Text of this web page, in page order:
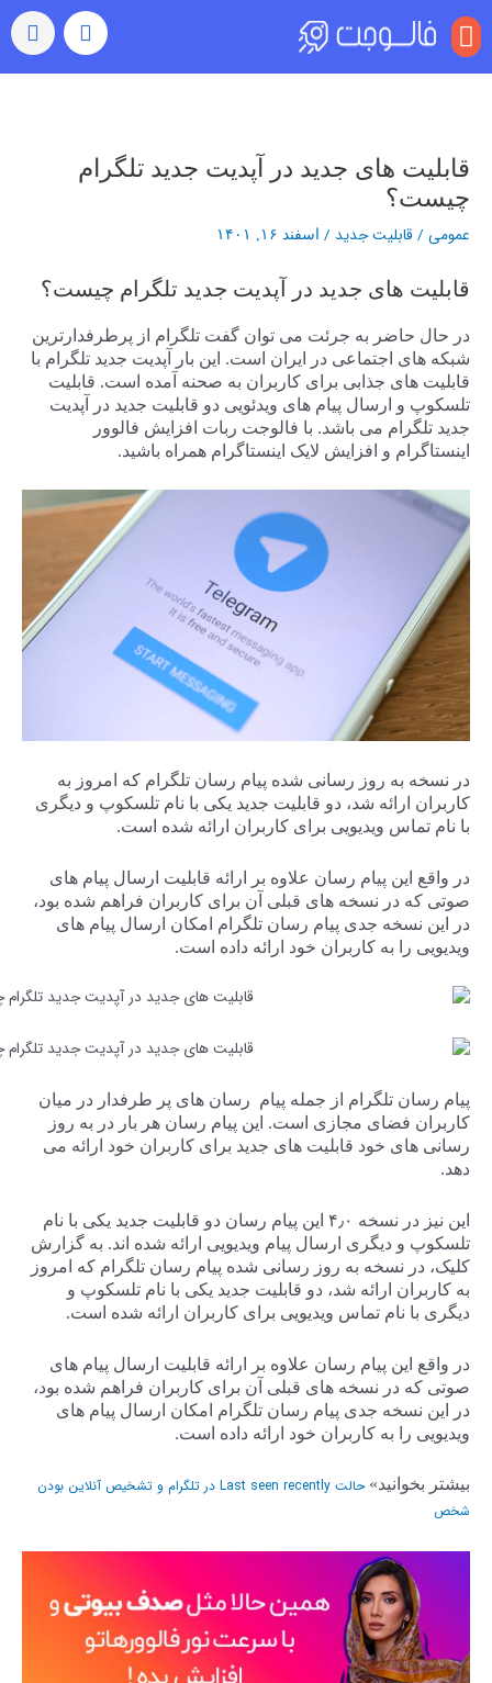
منو
قابلیت های جدید در آپدیت جدید تلگرام
چیست؟
عمومی /قابلیت جدید / اسفند ۱۶, ۱۴۰۱
قابلیت های جدید در آپدیت جدید تلگرام چیست؟
در حال حاضر به جرئت می توان گفت تلگرام از پرطرفدارترین
شبکه های اجتماعی در ایران است. این بار آپدیت جدید تلگرام با
قابلیت های جذابی برای کاربران به صحنه آمده است. قابلیت
تلسکوپ و ارسال پیام های ویدئویی دو قابلیت جدید در آپدیت
جدید تلگرام می باشد. با فالوجت ربات افزایش فالوور
اینستاگرام و افزایش لایک اینستاگرام همراه باشید.
در نسخه به روز رسانی شده پیام رسان تلگرام که امروز به
کاربران ارائه شد، دو قابلیت جدید یکی با نام تلسکوپ و دیگری
با نام تماس ویدیویی برای کاربران ارائه شده است.
در واقع این پیام رسان علاوه بر ارائه قابلیت ارسال پیام های
صوتی که در نسخه های قبلی آن برای کاربران فراهم شده بود،
در این نسخه جدی پیام رسان تلگرام امکان ارسال پیام های
ویدیویی را به کاربران خود ارائه داده است.
پیام رسان تلگرام از جمله پیام رسان های پر طرفدار در میان
کاربران فضای مجازی است. این پیام رسان هر بار در به روز
رسانی های خود قابلیت های جدید برای کاربران خود ارائه می
دهد.
این نیز در نسخه ۴٫۰ این پیام رسان دو قابلیت جدید یکی با نام
تلسکوپ و دیگری ارسال پیام ویدیویی ارائه شده اند. به گزارش
کلیک، در نسخه به روز رسانی شده پیام رسان تلگرام که امروز
به کاربران ارائه شد، دو قابلیت جدید یکی با نام تلسکوپ و
دیگری با نام تماس ویدیویی برای کاربران ارائه شده است.
در واقع این پیام رسان علاوه بر ارائه قابلیت ارسال پیام های
صوتی که در نسخه های قبلی آن برای کاربران فراهم شده بود،
در این نسخه جدی پیام رسان تلگرام امکان ارسال پیام های
ویدیویی را به کاربران خود ارائه داده است.
بیشتر بخوانید»
حالت Last seen recently در تلگرام و تشخیص آنلاین بودن
شخص